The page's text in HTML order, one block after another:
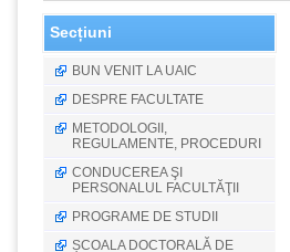
Secțiuni
BUN VENIT LA UAIC
DESPRE FACULTATE
METODOLOGII,
REGULAMENTE, PROCEDURI
CONDUCEREA ŞI
PERSONALUL FACULTĂŢII
PROGRAME DE STUDII
ȘCOALA DOCTORALĂ DE